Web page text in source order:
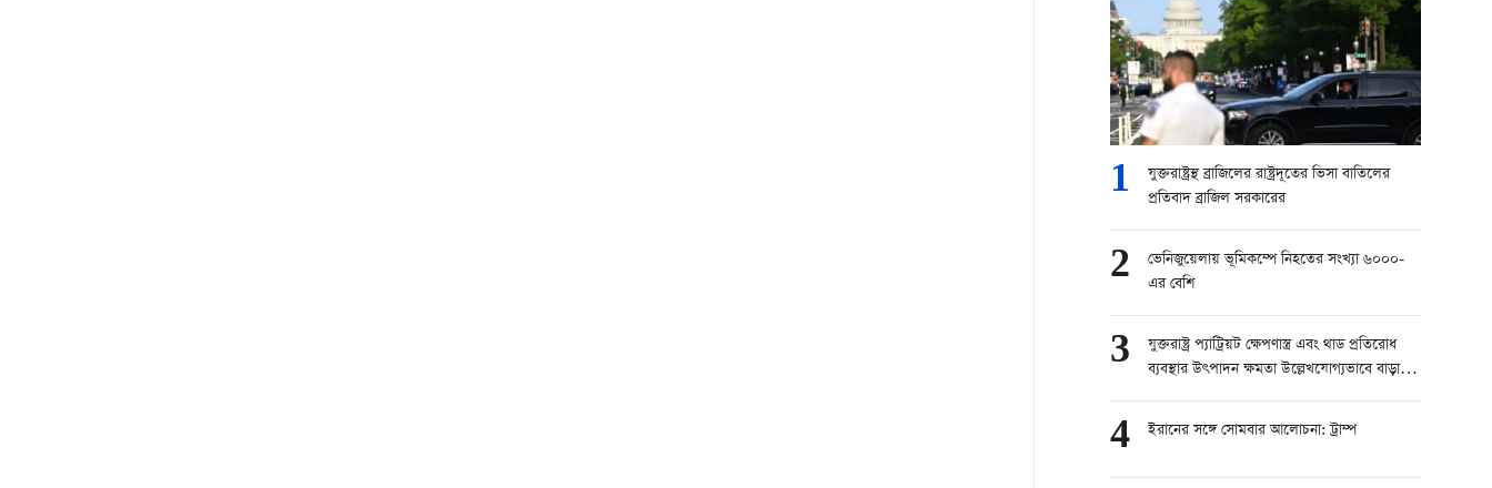
1
যুক্তরাষ্ট্রস্থ ব্রাজিলের রাষ্ট্রদূতের ভিসা বাতিলের
প্রতিবাদ ব্রাজিল সরকারের
2
ভেনিজুয়েলায় ভূমিকম্পে নিহতের সংখ্যা ৬০০০-
এর বেশি
3
যুক্তরাষ্ট্র প্যাট্রিয়ট ক্ষেপণাস্ত্র এবং থাড প্রতিরোধ
ব্যবস্থার উৎপাদন ক্ষমতা উল্লেখযোগ্যভাবে বাড়াতে
4 ইরানের সঙ্গে সোমবার আলোচনা: ট্রাম্প